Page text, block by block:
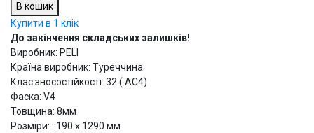
В кошик
Купити в 1 клік
До закінчення складських залишків!
Виробник: PELI
Країна виробник: Туреччина
Клас зносостійкості: 32 ( АС4)
Фаска: V4
Товщина: 8мм
Розміри: : 190 х 1290 мм